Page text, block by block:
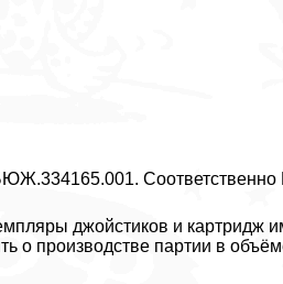
Соответственно
джойстиков и картридж
о производстве партии в